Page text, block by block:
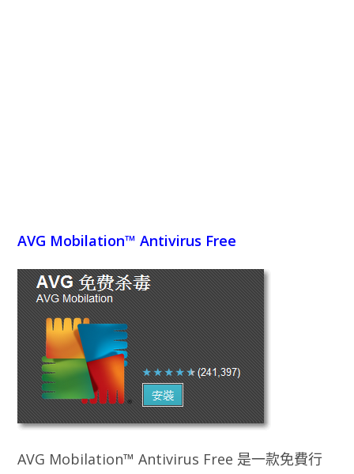
AVG Mobilation™ Antivirus Free
AVG Mobilation™ Antivirus Free 是一款免費行